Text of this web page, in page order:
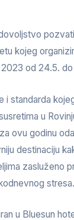
kojeg
od 24.5.
i standarda
u
ovu godinu
destinaciju
zasluženo
stresa.
u Bluesun